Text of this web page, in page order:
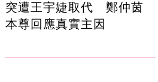
突遭王宇婕取代 鄭仲茵
本尊回應真實主因